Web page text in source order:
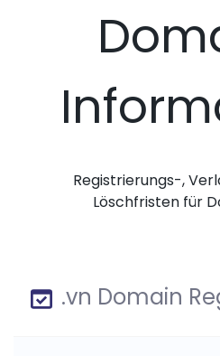
Registrierungs-,
Löschfristen für
.vn Domain